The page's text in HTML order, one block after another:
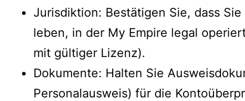
Jurisdiktion: Bestätigen Sie, dass
leben, in der My Empire legal
mit gültiger Lizenz).
Dokumente: Halten Sie
Personalausweis) für die